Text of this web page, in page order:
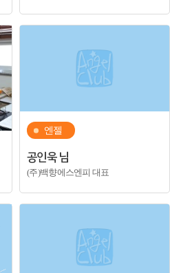
엔젤
공인욱 님
(주)백향에스엔피 대표